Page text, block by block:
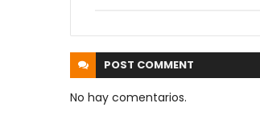
POST COMMENT
No hay comentarios.